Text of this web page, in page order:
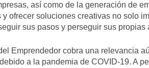
así como de la generación de
ofrecer soluciones creativas no solo
sus pasos y perseguir sus
Emprendedor cobra una relevancia
a la pandemia de COVID-19. A